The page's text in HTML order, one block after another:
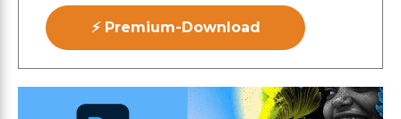
⚡ Premium-Download